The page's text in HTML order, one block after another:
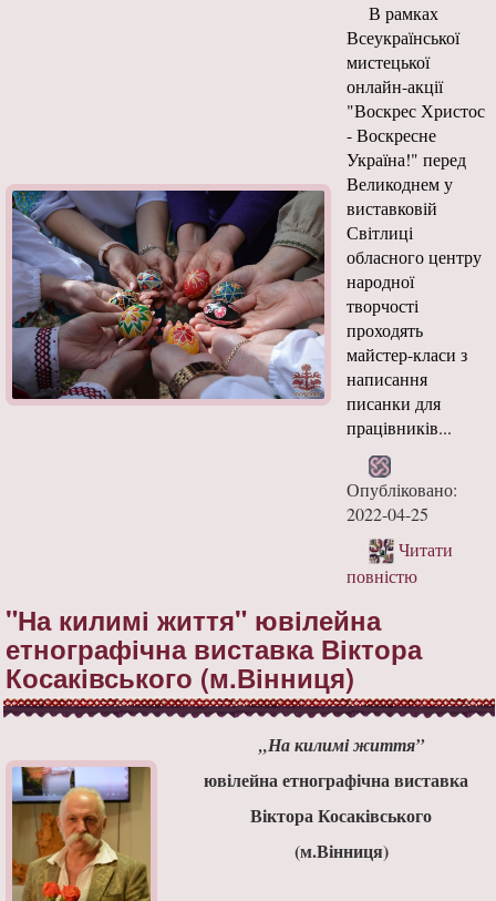
В рамках
Всеукраїнської
мистецької
онлайн-акції
"Воскрес Христос
- Воскресне
Україна!" перед
Великоднем у
виставковій
Світлиці
обласного центру
народної
творчості
проходять
майстер-класи з
написання
писанки для
працівників...
Опубліковано:
2022-04-25
Читати
повністю
"На килимі життя" ювілейна
етнографічна виставка Віктора
Косаківського (м.Вінниця)
„На килимі життя”
ювілейна етнографічна виставка
Віктора Косаківського
(м.Вінниця)